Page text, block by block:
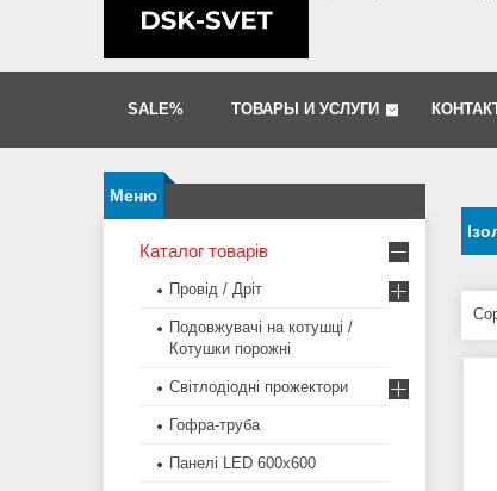
SALE% ТОВАРЫ И УСЛУГИ
Каталог товарів
Провід / Дріт
Подовжувачі на котушці /
Котушки порожні
Світлодіодні прожектори
Гофра-труба
Панелі LED 600х600